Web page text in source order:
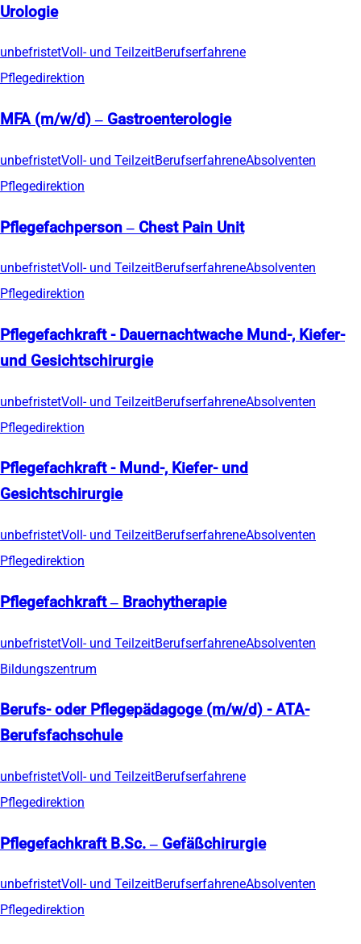
Urologie
unbefristetVoll- und TeilzeitBerufserfahrene
Pflegedirektion
MFA (m/w/d) – Gastroenterologie
unbefristetVoll- und TeilzeitBerufserfahreneAbsolventen
Pflegedirektion
Pflegefachperson – Chest Pain Unit
unbefristetVoll- und TeilzeitBerufserfahreneAbsolventen
Pflegedirektion
Pflegefachkraft - Dauernachtwache Mund-, Kiefer-
und Gesichtschirurgie
unbefristetVoll- und TeilzeitBerufserfahreneAbsolventen
Pflegedirektion
Pflegefachkraft - Mund-, Kiefer- und
Gesichtschirurgie
unbefristetVoll- und TeilzeitBerufserfahreneAbsolventen
Pflegedirektion
Pflegefachkraft – Brachytherapie
unbefristetVoll- und TeilzeitBerufserfahreneAbsolventen
Bildungszentrum
Berufs- oder Pflegepädagoge (m/w/d) - ATA-
Berufsfachschule
unbefristetVoll- und TeilzeitBerufserfahrene
Pflegedirektion
Pflegefachkraft B.Sc. – Gefäßchirurgie
unbefristetVoll- und TeilzeitBerufserfahreneAbsolventen
Pflegedirektion